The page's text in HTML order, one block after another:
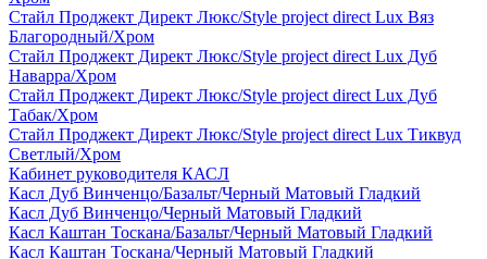
Стайл Проджект Директ Люкс/Style project direct Lux Вяз
Благородный/Хром
Стайл Проджект Директ Люкс/Style project direct Lux Дуб
Наварра/Хром
Стайл Проджект Директ Люкс/Style project direct Lux Дуб
Табак/Хром
Стайл Проджект Директ Люкс/Style project direct Lux Тиквуд
Светлый/Хром
Кабинет руководителя КАСЛ
Касл Дуб Винченцо/Базальт/Черный Матовый Гладкий
Касл Дуб Винченцо/Черный Матовый Гладкий
Касл Каштан Тоскана/Базальт/Черный Матовый Гладкий
Касл Каштан Тоскана/Черный Матовый Гладкий